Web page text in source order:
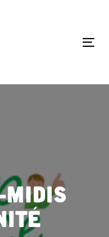
midis